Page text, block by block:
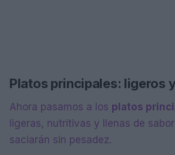
Platos principales: ligeros
Ahora pasamos a los platos
ligeras, nutritivas y llenas de
saciarán sin pesadez.